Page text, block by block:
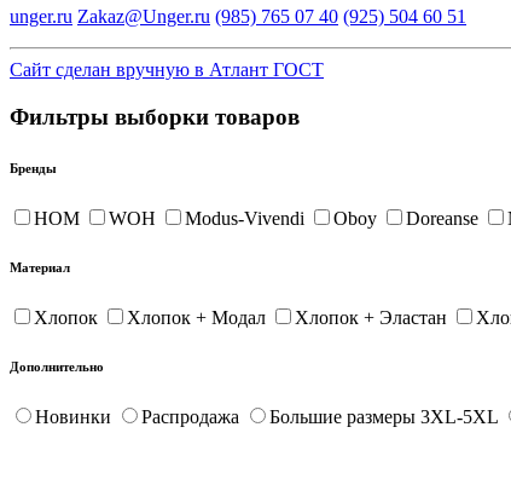
unger.ru Zakaz@Unger.ru (985) 765 07 40 (925) 504 60 51
Сайт сделан вручную в Атлант ГОСТ
Фильтры выборки товаров
Бренды
HOM WOH Modus-Vivendi Oboy Doreanse
Материал
Хлопок Хлопок + Модал Хлопок + Эластан
Дополнительно
Новинки Распродажа Большие размеры 3XL-5XL